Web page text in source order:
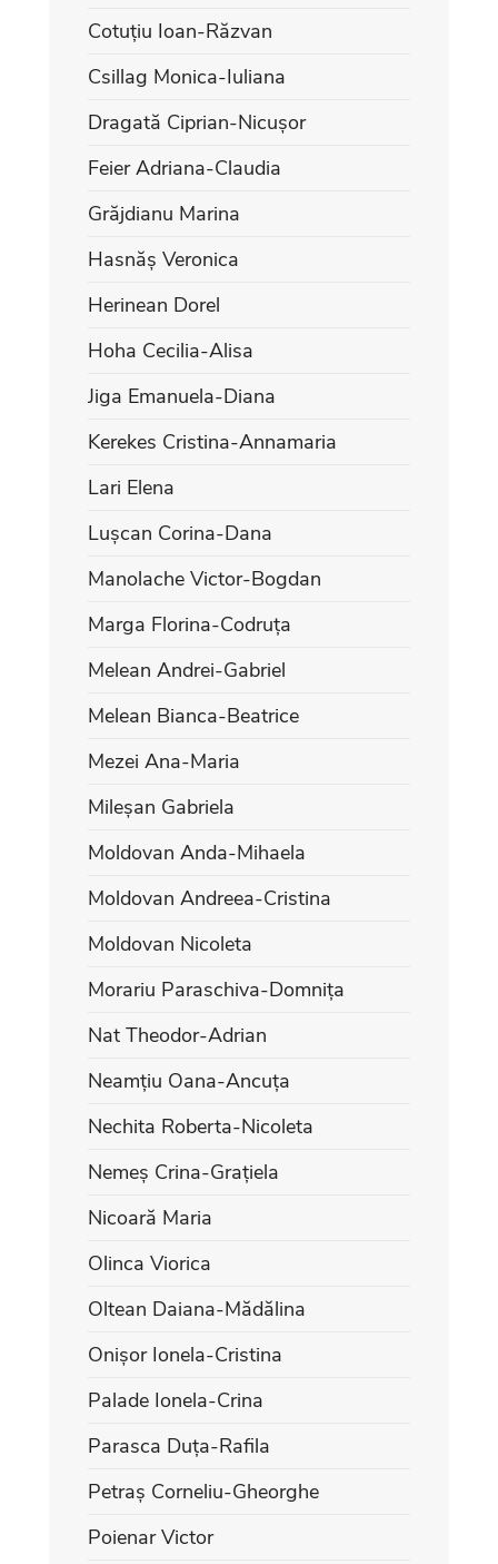
Cotuțiu Ioan-Răzvan
Csillag Monica-Iuliana
Dragată Ciprian-Nicușor
Feier Adriana-Claudia
Grăjdianu Marina
Hasnăș Veronica
Herinean Dorel
Hoha Cecilia-Alisa
Jiga Emanuela-Diana
Kerekes Cristina-Annamaria
Lari Elena
Lușcan Corina-Dana
Manolache Victor-Bogdan
Marga Florina-Codruța
Melean Andrei-Gabriel
Melean Bianca-Beatrice
Mezei Ana-Maria
Mileșan Gabriela
Moldovan Anda-Mihaela
Moldovan Andreea-Cristina
Moldovan Nicoleta
Morariu Paraschiva-Domnița
Nat Theodor-Adrian
Neamțiu Oana-Ancuța
Nechita Roberta-Nicoleta
Nemeș Crina-Grațiela
Nicoară Maria
Olinca Viorica
Oltean Daiana-Mădălina
Onișor Ionela-Cristina
Palade Ionela-Crina
Parasca Duța-Rafila
Petraș Corneliu-Gheorghe
Poienar Victor